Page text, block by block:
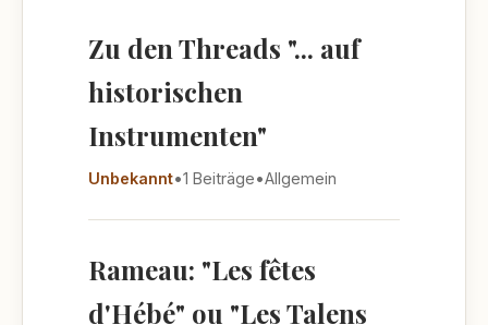
Zu den Threads "... auf
historischen
Instrumenten"
Unbekannt•1 Beiträge•Allgemein
Rameau: "Les fêtes
d'Hébé" ou "Les Talens